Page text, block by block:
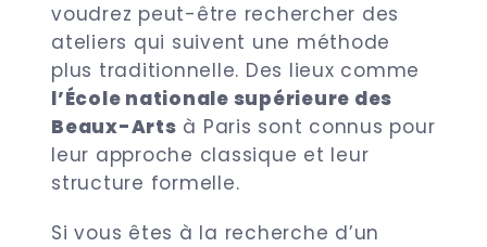
voudrez peut-être rechercher des
ateliers qui suivent une méthode
plus traditionnelle. Des lieux comme
l’École nationale supérieure des
Beaux-Arts à Paris sont connus pour
leur approche classique et leur
structure formelle.
Si vous êtes à la recherche d’un